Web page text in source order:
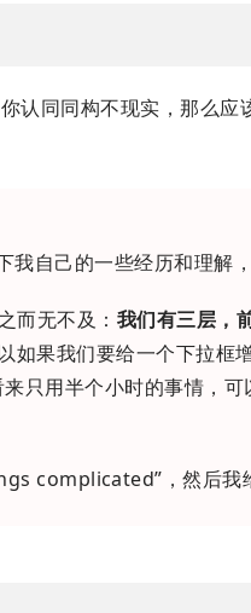
认同同构不现实，那么应
自己的一些经历和理解，
而无不及： 我们有三层，
如果我们要给一个下拉框
只用半个小时的事情，可
complicated”，然后